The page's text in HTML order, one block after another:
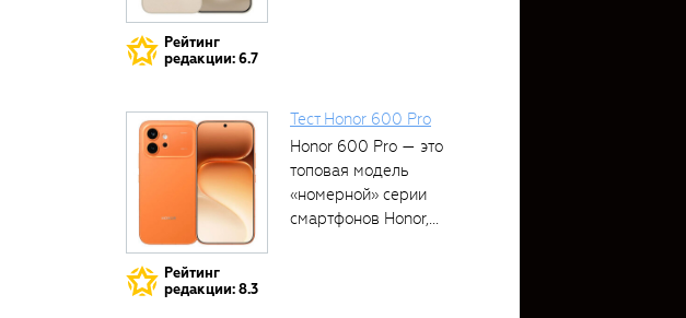
Рейтинг
редакции: 6.7
Рейтинг
редакции: 8.3
Тест Honor 600 Pro
Honor 600 Pro — это
топовая модель
«номерной» серии
смартфонов Honor,...